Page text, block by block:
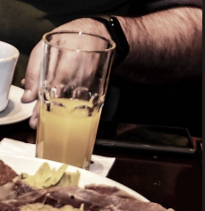
ambiente com peças